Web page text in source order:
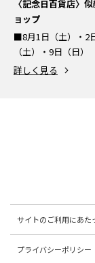
〈記念日百貨店〉
ョップ
■8月1日（土）・2
（土）・9日（日）
詳しく見る
サイトのご利用にあた
プライバシーポリシー